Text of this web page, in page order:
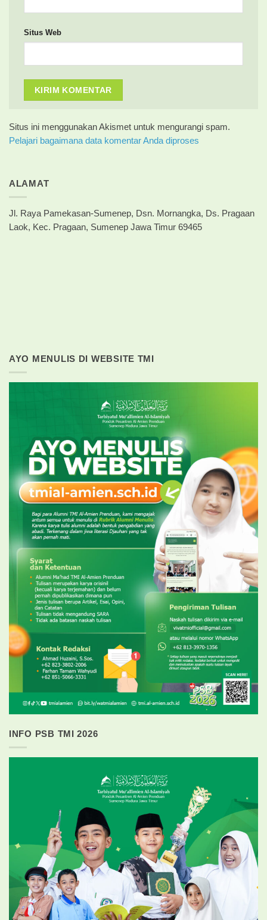
Situs Web
Situs ini menggunakan Akismet untuk mengurangi spam.
Pelajari bagaimana data komentar Anda diproses
ALAMAT
Jl. Raya Pamekasan-Sumenep, Dsn. Mornangka, Ds. Pragaan
Laok, Kec. Pragaan, Sumenep Jawa Timur 69465
AYO MENULIS DI WEBSITE TMI
INFO PSB TMI 2026